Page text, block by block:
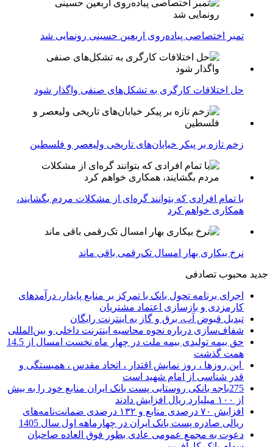
تمبر اختصاصی پیاده‌روی اربعین حسینی رونمایی شد
حل اختلافات کارگری به تشکل‌های صنفی واگذار شود
زخم تازه بر پیکر خیابان‌های تاریخی ولیعصر و فلسطین
با تمام افرادی که بتوانند گره‌ای از مشکلات مردم بگشایند،
همکاری خواهم کرد
نرخ بیکاری بهار امسال تک‌رقمی باقی ماند
جدید محبوب تصادفی
اجرای برنامه تحول بانک با تمرکز بر منابع پایدار، درآمدهای
کارمزدی و بازسازی اعتماد مشتریان
تبدیل قبوض آب، برق و گاز به اینترنت رایگان
شفاف‌سازی درباره نحوه محاسبه اینترنت داخلی و بین‌المللی
حق بیمه تولیدی بیمه ملت در چهار ماه نخست امسال از 14.5
همت گذشت
این روزها ، روز نمایش اقتدار ، اتحاد مقدس ، همبستگی و
قدر شناسی از امام شهید است
275باجه بانکی روستایی پست بانک ایران منابع خود را به بیش
از ۱۰۰ میلیارد ریال افزایش دادند
افزایش ۷۰ درصدی منابع و ۱۳۲ درصدی ضمانت‌نامه‌های
ریالی صادره پست بانک ایران در چهارماهه اول سال 1405
دعوت به مجمع عمومی عادی بطور فوق العاده صاحبان